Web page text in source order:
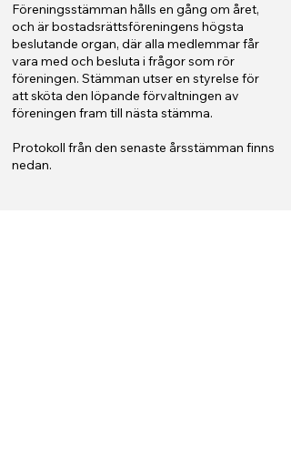
Föreningsstämman hålls en gång om året,
och är bostadsrättsföreningens högsta
beslutande organ, där alla medlemmar får
vara med och besluta i frågor som rör
föreningen. Stämman utser en styrelse för
att sköta den löpande förvaltningen av
föreningen fram till nästa stämma.
Protokoll från den senaste årsstämman finns
nedan.